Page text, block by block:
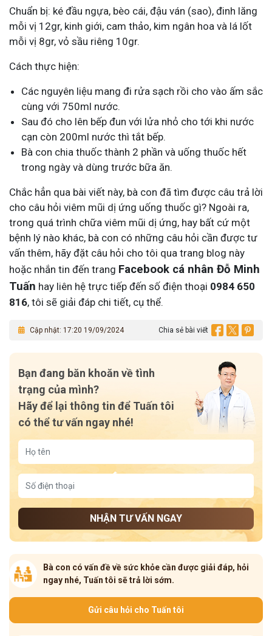
Chuẩn bị: ké đầu ngựa, bèo cái, đậu ván (sao), đinh lăng
mỗi vị 12gr, kinh giới, cam thảo, kim ngân hoa và lá lốt
mỗi vị 8gr, vỏ sầu riêng 10gr.
Cách thực hiện:
Các nguyên liệu mang đi rửa sạch rồi cho vào ấm sắc
cùng với 750ml nước.
Sau đó cho lên bếp đun với lửa nhỏ cho tới khi nước
cạn còn 200ml nước thì tắt bếp.
Bà con chia thuốc thành 2 phần và uống thuốc hết
trong ngày và dùng trước bữa ăn.
Chắc hẳn qua bài viết này, bà con đã tìm được câu trả lời
cho câu hỏi viêm mũi dị ứng uống thuốc gì? Ngoài ra,
trong quá trình chữa viêm mũi dị ứng, hay bất cứ một
bệnh lý nào khác, bà con có những câu hỏi cần được tư
vấn thêm, hãy đặt câu hỏi cho tôi qua trang blog này
hoặc nhắn tin đến trang Facebook cá nhân Đỗ Minh
Tuấn hay liên hệ trực tiếp đến số điện thoại 0984 650
816, tôi sẽ giải đáp chi tiết, cụ thể.
Cập nhật: 17:20 19/09/2024 Chia sẻ bài viết
Bạn đang băn khoăn về tình
trạng của mình?
Hãy để lại thông tin để Tuấn tôi
có thể tư vấn ngay nhé!
NHẬN TƯ VẤN NGAY
Bà con có vấn đề về sức khỏe cần được giải đáp, hỏi
ngay nhé, Tuấn tôi sẽ trả lời sớm.
Gửi câu hỏi cho Tuấn tôi